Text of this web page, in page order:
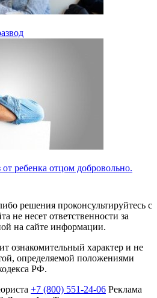
ребенка отцом добровольно.
решения проконсультируйтесь с
не несет ответственности за
на сайте информации.
ознакомительный характер и не
определяемой положениями
РФ.
+7 (800) 551-24-06 Реклама